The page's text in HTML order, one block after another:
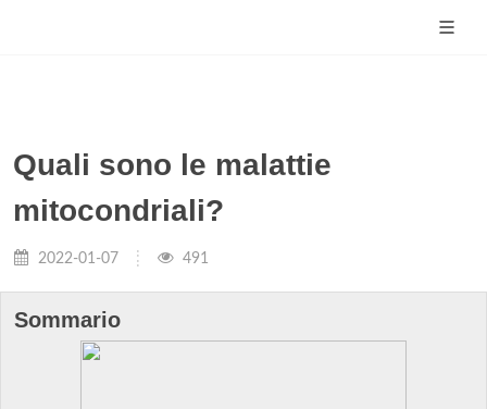
Quali sono le malattie
mitocondriali?
2022-01-07 491
Sommario